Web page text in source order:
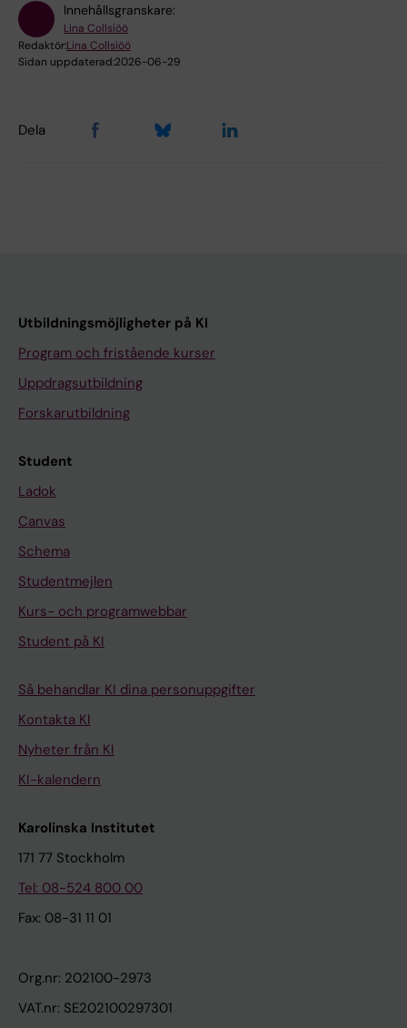
Innehållsgranskare:
Lina Collsiöö
Redaktör:Lina Collsiöö
Sidan uppdaterad:2026-06-29
Dela
Utbildningsmöjligheter på KI
Program och fristående kurser
Uppdragsutbildning
Forskarutbildning
Student
Ladok
Canvas
Schema
Studentmejlen
Kurs- och programwebbar
Student på KI
Så behandlar KI dina personuppgifter
Kontakta KI
Nyheter från KI
KI-kalendern
Karolinska Institutet
171 77 Stockholm
Tel: 08-524 800 00
Fax: 08-31 11 01
Org.nr: 202100-2973
VAT.nr: SE202100297301